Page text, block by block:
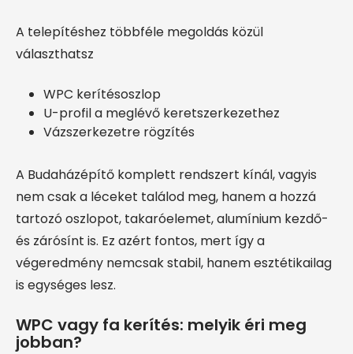
A telepítéshez többféle megoldás közül
választhatsz
WPC kerítésoszlop
U-profil a meglévő keretszerkezethez
Vázszerkezetre rögzítés
A Budaházépítő komplett rendszert kínál, vagyis
nem csak a léceket találod meg, hanem a hozzá
tartozó oszlopot, takaróelemet, alumínium kezdő-
és zárósínt is. Ez azért fontos, mert így a
végeredmény nemcsak stabil, hanem esztétikailag
is egységes lesz.
WPC vagy fa kerítés: melyik éri meg
jobban?